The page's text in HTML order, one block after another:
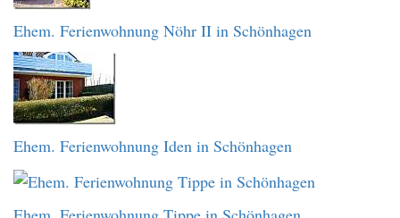
Ehem. Ferienwohnung Nöhr II in Schönhagen
Ehem. Ferienwohnung Iden in Schönhagen